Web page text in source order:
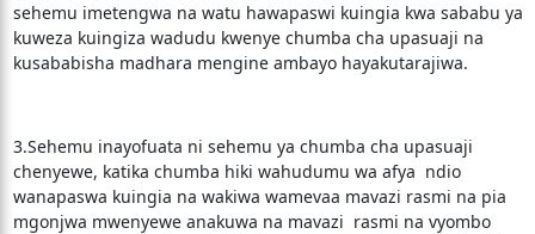
sehemu imetengwa na watu hawapaswi kuingia kwa sababu ya
kuweza kuingiza wadudu kwenye chumba cha upasuaji na
kusababisha madhara mengine ambayo hayakutarajiwa.
3.Sehemu inayofuata ni sehemu ya chumba cha upasuaji
chenyewe, katika chumba hiki wahudumu wa afya ndio
wanapaswa kuingia na wakiwa wamevaa mavazi rasmi na pia
mgonjwa mwenyewe anakuwa na mavazi rasmi na vyombo